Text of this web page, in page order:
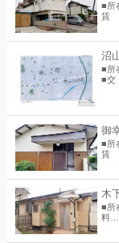
■所
賃
沼
■所
■交
御
■所
賃
木
■所
料